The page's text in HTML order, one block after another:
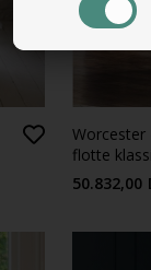
Worcester
flotte
50.832,00